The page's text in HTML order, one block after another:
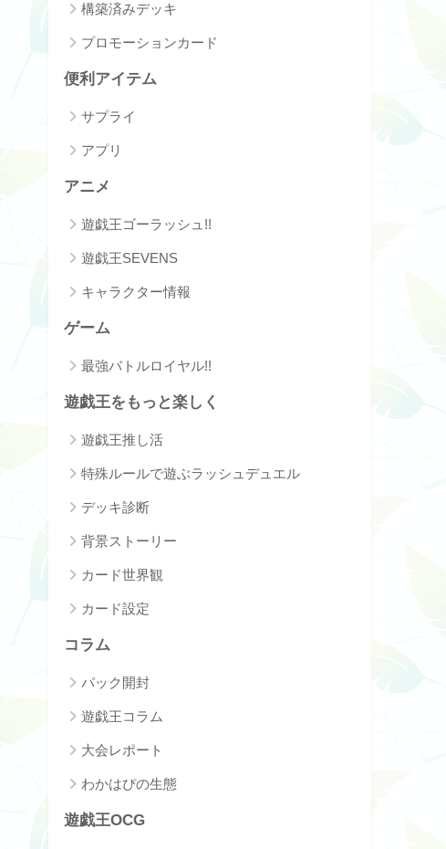
構築済みデッキ
プロモーションカード
便利アイテム
サプライ
アプリ
アニメ
遊戯王ゴーラッシュ!!
遊戯王SEVENS
キャラクター情報
ゲーム
最強バトルロイヤル!!
遊戯王をもっと楽しく
遊戯王推し活
特殊ルールで遊ぶラッシュデュエル
デッキ診断
背景ストーリー
カード世界観
カード設定
コラム
パック開封
遊戯王コラム
大会レポート
わかはぴの生態
遊戯王OCG